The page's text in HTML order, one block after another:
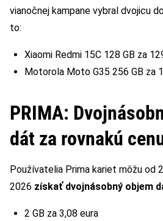
vianočnej kampane vybral dvojicu
to:
Xiaomi Redmi 15C 128 GB za
Motorola Moto G35 256 GB za
PRIMA:
dát za rovnakú
Používatelia Prima kariet môžu od
2026 získať dvojnásobný objem
2 GB za 3,08 eura